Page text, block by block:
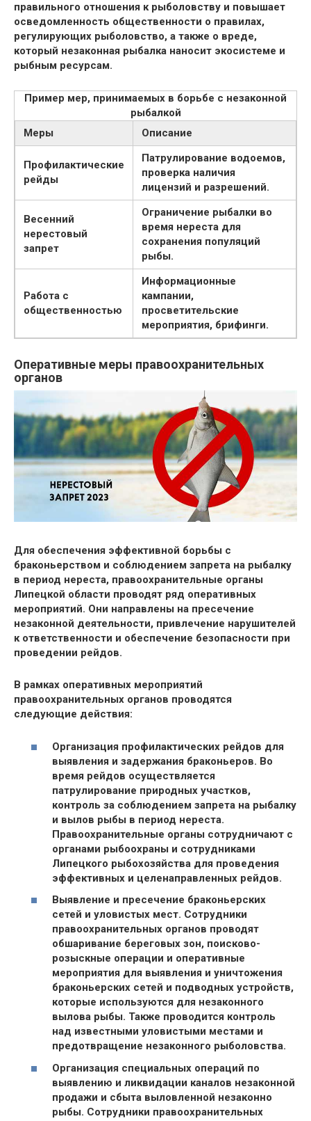
правильного отношения к рыболовству и повышает
осведомленность общественности о правилах,
регулирующих рыболовство, а также о вреде,
который незаконная рыбалка наносит экосистеме и
рыбным ресурсам.
Пример мер, принимаемых в борьбе с незаконной
рыбалкой
Меры
Описание
Профилактические
рейды
Патрулирование водоемов,
проверка наличия
лицензий и разрешений.
Весенний
нерестовый
запрет
Ограничение рыбалки во
время нереста для
сохранения популяций
рыбы.
Работа с
общественностью
Информационные
кампании,
просветительские
мероприятия, брифинги.
Оперативные меры правоохранительных
органов
Для обеспечения эффективной борьбы с
браконьерством и соблюдением запрета на рыбалку
в период нереста, правоохранительные органы
Липецкой области проводят ряд оперативных
мероприятий. Они направлены на пресечение
незаконной деятельности, привлечение нарушителей
к ответственности и обеспечение безопасности при
проведении рейдов.
В рамках оперативных мероприятий
правоохранительных органов проводятся
следующие действия:
Организация профилактических рейдов для
выявления и задержания браконьеров. Во
время рейдов осуществляется
патрулирование природных участков,
контроль за соблюдением запрета на рыбалку
и вылов рыбы в период нереста.
Правоохранительные органы сотрудничают с
органами рыбоохраны и сотрудниками
Липецкого рыбохозяйства для проведения
эффективных и целенаправленных рейдов.
Выявление и пресечение браконьерских
сетей и уловистых мест. Сотрудники
правоохранительных органов проводят
обшаривание береговых зон, поисково-
розыскные операции и оперативные
мероприятия для выявления и уничтожения
браконьерских сетей и подводных устройств,
которые используются для незаконного
вылова рыбы. Также проводится контроль
над известными уловистыми местами и
предотвращение незаконного рыболовства.
Организация специальных операций по
выявлению и ликвидации каналов незаконной
продажи и сбыта выловленной незаконно
рыбы. Сотрудники правоохранительных